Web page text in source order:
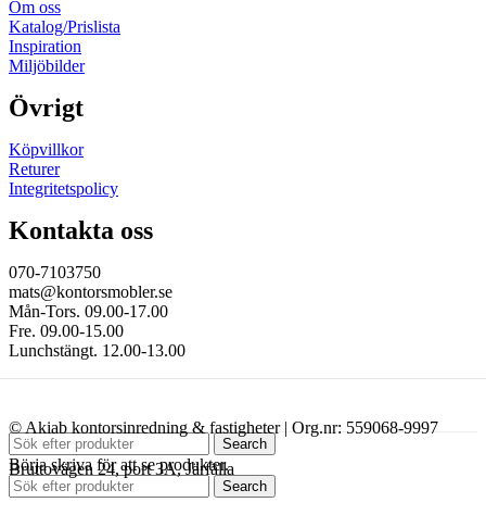
Om oss
Katalog/Prislista
Inspiration
Miljöbilder
Övrigt
Köpvillkor
Returer
Integritetspolicy
Kontakta oss
070-7103750
mats@kontorsmobler.se
Mån-Tors. 09.00-17.00
Fre. 09.00-15.00
Lunchstängt. 12.00-13.00
© Akiab kontorsinredning & fastigheter | Org.nr: 559068-9997
Bruttovägen 24, port 3A, Järfälla
Search
Börja skriva för att se produkter.
Search